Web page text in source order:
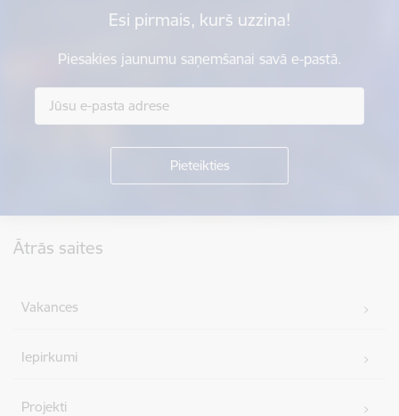
Esi pirmais, kurš uzzina!
Piesakies jaunumu saņemšanai savā e-pastā.
Ātrās saites
Vakances
Iepirkumi
Projekti